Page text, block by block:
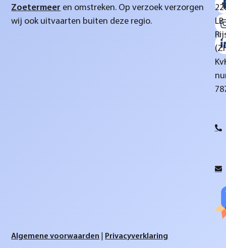
Zoetermeer en omstreken. Op verzoek verzorgen
wij ook uitvaarten buiten deze regio.
LB
Algemene voorwaarden Privacyverklaring